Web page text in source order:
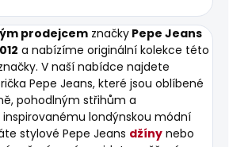
prodejcem značky Pepe Jeans
a nabízíme originální kolekce této
V naší nabídce najdete
Pepe Jeans, které jsou oblíbené
pohodlným střihům a
londýnskou módní
stylové Pepe Jeans džíny nebo